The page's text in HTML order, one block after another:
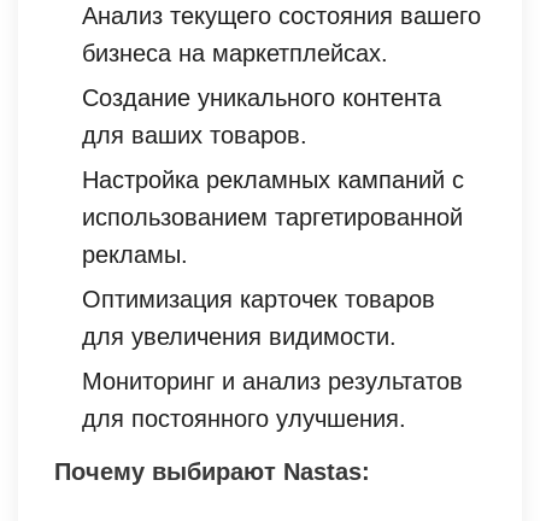
Анализ текущего состояния вашего
бизнеса на маркетплейсах.
Создание уникального контента
для ваших товаров.
Настройка рекламных кампаний с
использованием таргетированной
рекламы.
Оптимизация карточек товаров
для увеличения видимости.
Мониторинг и анализ результатов
для постоянного улучшения.
Почему выбирают Nastas: